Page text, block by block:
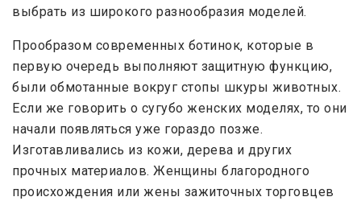
выбрать из широкого разнообразия моделей.
Прообразом современных ботинок, которые в
первую очередь выполняют защитную функцию,
были обмотанные вокруг стопы шкуры животных.
Если же говорить о сугубо женских моделях, то они
начали появляться уже гораздо позже.
Изготавливались из кожи, дерева и других
прочных материалов. Женщины благородного
происхождения или жены зажиточных торговцев